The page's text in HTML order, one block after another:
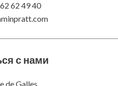
62 49 40
с нами
de Galles